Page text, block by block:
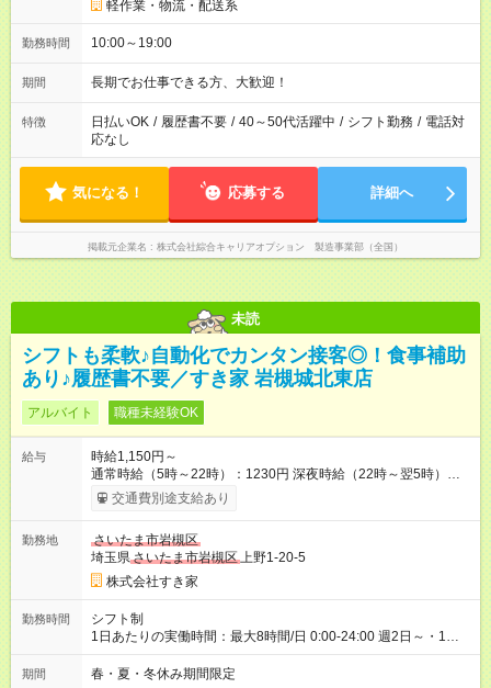
軽作業・物流・配送系
勤務時間 10:00～19:00
期間 長期でお仕事できる方、大歓迎！
特徴 日払いOK / 履歴書不要 / 40～50代活躍中 / シフト勤務 / 電話対
応なし
気になる！ 応募する 詳細へ
掲載元企業名 株式会社綜合キャリアオプション 製造事業部（全国）
未読
シフトも柔軟♪自動化でカンタン接客◎！食事補助
あり♪履歴書不要／すき家 岩槻城北東店
アルバイト 職種未経験OK
給与
時給1,150円～
通常時給（5時～22時）：1230円 深夜時給（22時～翌5時）：
1538円 高校生時給：1150円 【特別手当】早朝手当（5：00-9：
00）時給+150円 【試用期間】試用期間あり 試用期間の長さ：1
30日（※条件変更なし）ですが、切り上げで一ヶ月とさせてい
ただきます。 研修制度あり：15時間(研修中も同時給）
交通費別途支給あり
勤務地
さいたま市岩槻区
埼玉県さいたま市岩槻区上野1-20-5
株式会社すき家
勤務時間
シフト制
1日あたりの実働時間：最大8時間/日 0:00-24:00 週2日～・1日
2h～OK ＜シフト例＞ 〇朝帯 5:00-9:00 〇昼帯 9:00-14:00 〇午
後帯 14:00-18:00 〇夜帯 18:00-22:00 〇深夜帯 22:00-翌5:00 基
期間 春・夏・冬休み期間限定